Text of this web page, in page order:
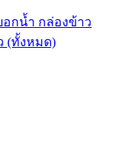
กน้ำ กล่องข้าว
(ทั้งหมด)